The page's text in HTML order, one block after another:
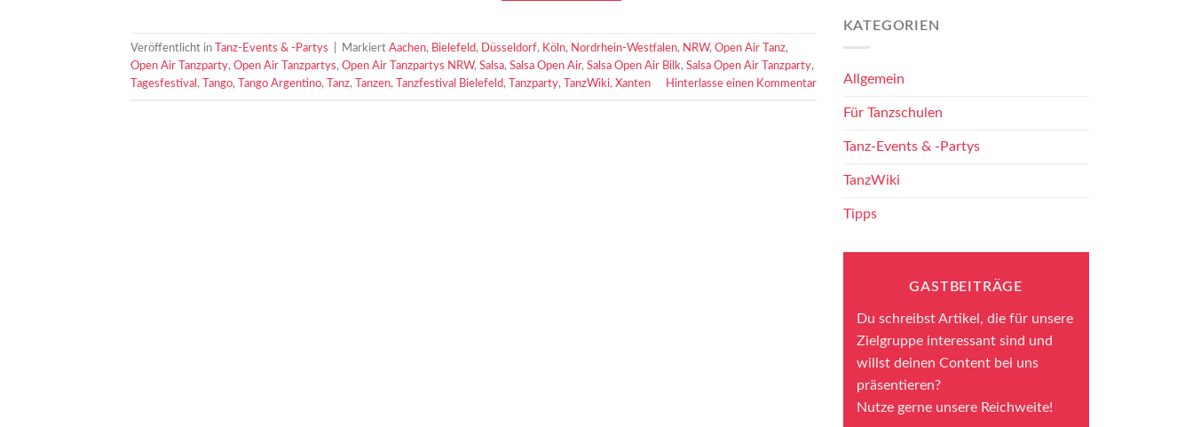
Veröffentlicht in Tanz-Events & -Partys Markiert Aachen, Bielefeld, Düsseldorf, Köln, Nordrhein-Westfalen, NRW, Open Air Tanz,
Open Air Tanzparty, Open Air Tanzpartys, Open Air Tanzpartys NRW, Salsa, Salsa Open Air, Salsa Open Air Bilk, Salsa Open Air Tanzparty,
Tagesfestival , Tango, Tango Argentino, Tanz, Tanzen, Tanzfestival Bielefeld, Tanzparty, TanzWiki, Xanten Hinterlasse einen Kommentar
KATEGORIEN
Allgemein
Für Tanzschulen
Tanz-Events & -Partys
TanzWiki
Tipps
GASTBEITRÄGE
Du schreibst Artikel, die für unsere
Zielgruppe interessant sind und
willst deinen Content bei uns
präsentieren?
Nutze gerne unsere Reichweite!